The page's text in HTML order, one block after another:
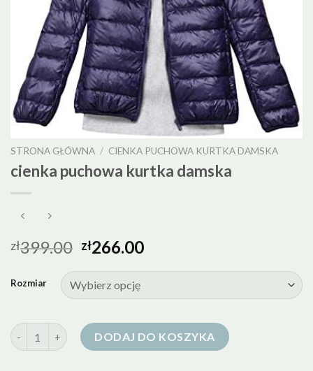
STRONA GŁÓWNA / CIENKA PUCHOWA KURTKA DAMSKA
cienka puchowa kurtka damska
zł399.00 zł266.00
Rozmiar
ilość cienka puchowa kurtka damska
DODAJ DO KOSZYKA